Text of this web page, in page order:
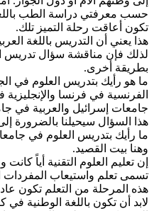
حسب معرفتي دراسة الطب
تكون أعاقت رحلة التميز تلك.
هذا يعني أن التدريس باللغة
لذلك فإن مناقشة سؤال تدريس
بطريقة أخرى.
ما هو رأيك بتدريس العلوم في
الفرنسية في فرنسا
جامعات إسرائيل والعربية في
هذا السؤال سيحيلنا بالضرورة
ما رأيك بتدريس العلوم في
وهنا بيت القصيد.
إن تعليم العلوم التقنية أياً
تسمى تعلم واستيعاب المفردات
هذه المرحلة من التعلم تكون
لابد أن تكون باللغة الوطنية في